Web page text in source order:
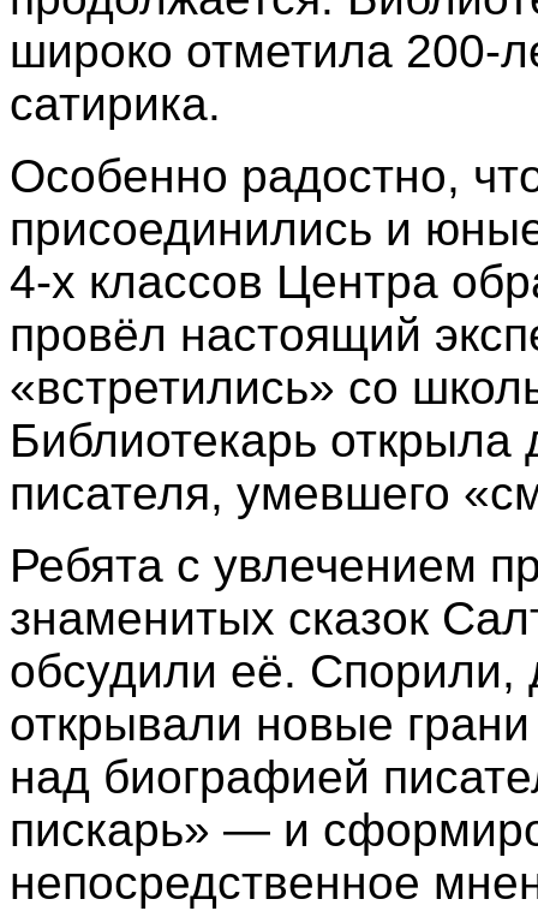
широко отметила 200‑
сатирика.
Особенно радостно,
присоединились и
4‑х классов Центра
провёл настоящий
«встретились» со
Библиотекарь
писателя, умевшего
Ребята с увлечением
знаменитых сказок
обсудили её.
открывали новые
над биографией
пискарь» — и
непосредственное